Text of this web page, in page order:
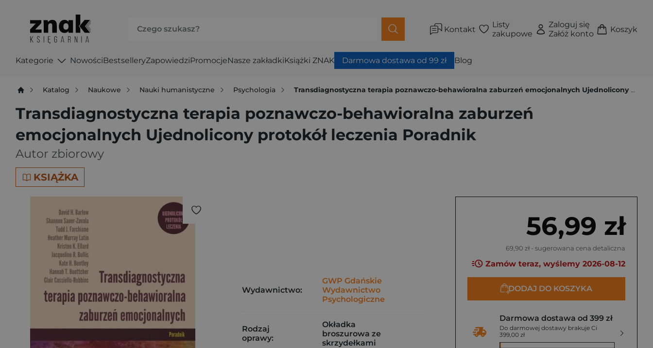
Kontakt
Listy
zakupowe
Zaloguj się
Załóż konto
Koszyk
Kategorie NowościBestselleryZapowiedziPromocjeNasze zakładkiKsiążki ZNAK Darmowa dostawa od 99 zł Blog
Katalog Naukowe Nauki humanistyczne Psychologia Transdiagnostyczna terapia poznawczo-behawioralna zaburzeń emocjonalnych Ujednolicony protokół leczenia Poradnik
Transdiagnostyczna terapia poznawczo-behawioralna zaburzeń
emocjonalnych Ujednolicony protokół leczenia Poradnik
Autor zbiorowy
KSIĄŻKA
56,99 zł
69,90 zł - sugerowana cena detaliczna
Zamów teraz, wyślemy 2026-08-12
DODAJ DO KOSZYKA
Darmowa dostawa od 399 zł
Do darmowej dostawy brakuje Ci
399,00 zł
Wydawnictwo:
GWP Gdańskie
Wydawnictwo
Psychologiczne
Rodzaj
oprawy:
Okładka
broszurowa ze
skrzydełkami